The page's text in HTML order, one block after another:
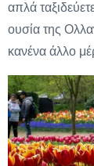
απλά
ουσία της
κανένα άλλο